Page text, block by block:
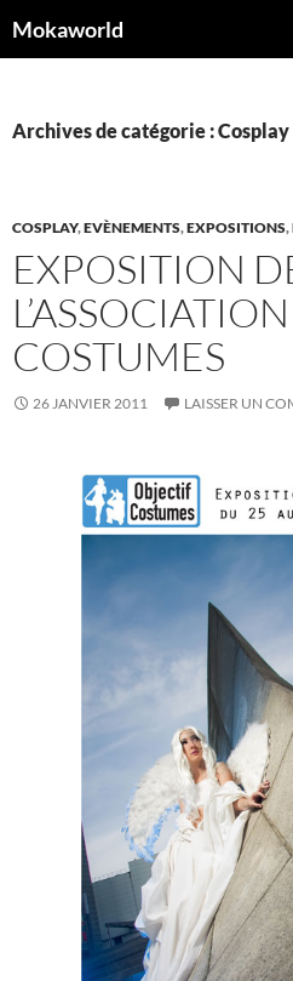
auMokaworld
Archives de catégorie : Cosplay
COSPLAY,EVÈNEMENTS,EXPOSITIONS,
EXPOSITION
COSTUMES
26 JANVIER 2011 LAISSER UN